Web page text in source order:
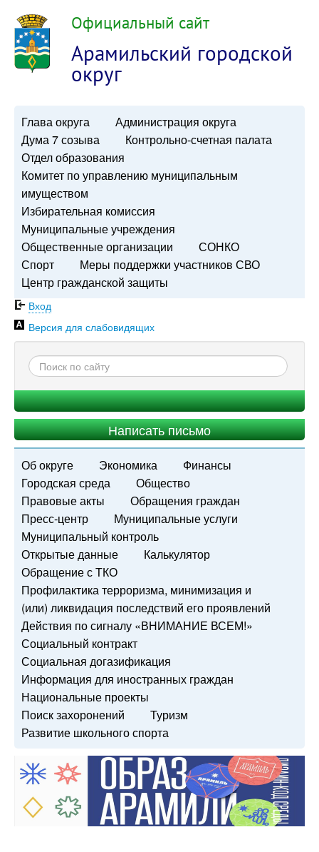
Официальный сайт
Арамильский городской
округ
Глава округа
Администрация округа
Дума 7 созыва
Контрольно-счетная палата
Отдел образования
Комитет по управлению муниципальным
имуществом
Избирательная комиссия
Муниципальные учреждения
Общественные организации
СОНКО
Спорт
Меры поддержки участников СВО
Центр гражданской защиты
Вход
Версия для слабовидящих
Написать письмо
Об округе Экономика
Финансы
Городская среда
Общество
Правовые акты
Обращения граждан
Пресс-центр
Муниципальные услуги
Муниципальный контроль
Открытые данные
Калькулятор
Обращение с ТКО
Профилактика терроризма, минимизация и
(или) ликвидация последствий его проявлений
Действия по сигналу «ВНИМАНИЕ ВСЕМ!»
Социальный контракт
Социальная догазификация
Информация для иностранных граждан
Национальные проекты
Поиск захоронений
Туризм
Развитие школьного спорта